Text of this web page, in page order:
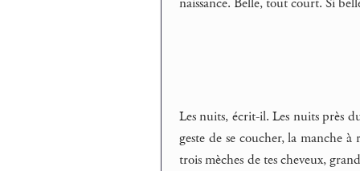
Les nuits, écrit-il. Les nuits près
geste de se coucher, la manche
trois mèches de tes cheveux,